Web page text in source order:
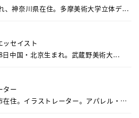
、神奈川県在住。多摩美術大学立体デ...
ッセイスト
日中国・北京生まれ。武蔵野美術大...
ター
在住。イラストレーター。アパレル・キ